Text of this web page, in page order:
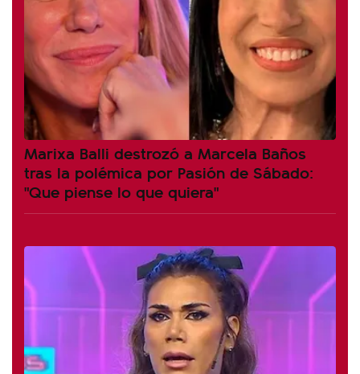
Marixa Balli destrozó a Marcela Baños
tras la polémica por Pasión de Sábado:
"Que piense lo que quiera"